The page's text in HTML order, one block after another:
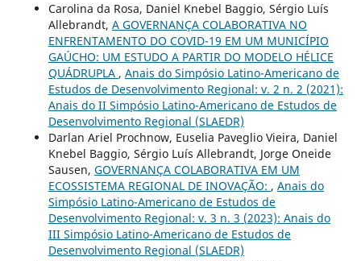
Carolina da Rosa, Daniel Knebel Baggio, Sérgio Luís
Allebrandt, A GOVERNANÇA COLABORATIVA NO
ENFRENTAMENTO DO COVID-19 EM UM MUNICÍPIO
GAÚCHO: UM ESTUDO A PARTIR DO MODELO HÉLICE
QUÁDRUPLA , Anais do Simpósio Latino-Americano de
Estudos de Desenvolvimento Regional: v. 2 n. 2 (2021):
Anais do II Simpósio Latino-Americano de Estudos de
Desenvolvimento Regional (SLAEDR)
Darlan Ariel Prochnow, Euselia Paveglio Vieira, Daniel
Knebel Baggio, Sérgio Luís Allebrandt, Jorge Oneide
Sausen, GOVERNANÇA COLABORATIVA EM UM
ECOSSISTEMA REGIONAL DE INOVAÇÃO: , Anais do
Simpósio Latino-Americano de Estudos de
Desenvolvimento Regional: v. 3 n. 3 (2023): Anais do
III Simpósio Latino-Americano de Estudos de
Desenvolvimento Regional (SLAEDR)